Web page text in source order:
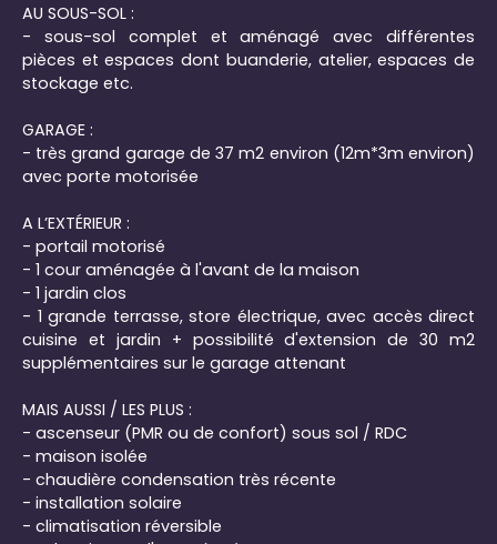
AU SOUS-SOL :
- sous-sol complet et aménagé avec différentes
pièces et espaces dont buanderie, atelier, espaces de
stockage etc.
GARAGE :
- très grand garage de 37 m2 environ (12m*3m environ)
avec porte motorisée
A L’EXTÉRIEUR :
- portail motorisé
- 1 cour aménagée à l'avant de la maison
- 1 jardin clos
- 1 grande terrasse, store électrique, avec accès direct
cuisine et jardin + possibilité d'extension de 30 m2
supplémentaires sur le garage attenant
MAIS AUSSI / LES PLUS :
- ascenseur (PMR ou de confort) sous sol / RDC
- maison isolée
- chaudière condensation très récente
- installation solaire
- climatisation réversible